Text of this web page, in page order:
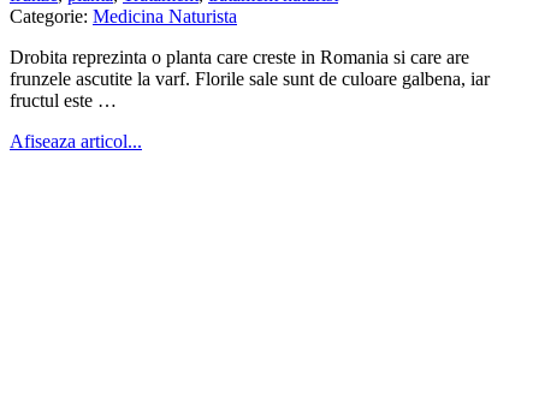
Categorie: Medicina Naturista
Drobita reprezinta o planta care creste in Romania si care are
frunzele ascutite la varf. Florile sale sunt de culoare galbena, iar
fructul este …
Afiseaza articol...